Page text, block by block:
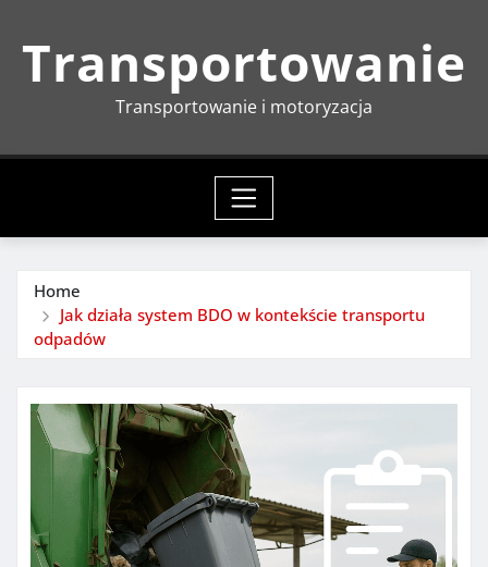
Transportowanie
Transportowanie i motoryzacja
Home
Jak działa system BDO w kontekście transportu
odpadów